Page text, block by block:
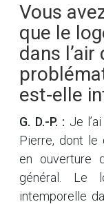
Vous
que le
dans
est-elle
G. D.-P. : Je
Pierre, dont le
en ouverture
général. Le
intemporelle